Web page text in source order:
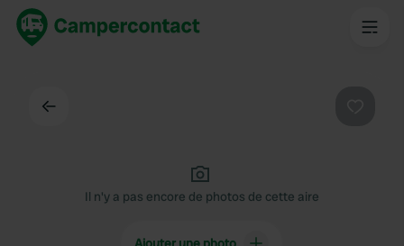
Il n'y a pas encore de photos de cette aire